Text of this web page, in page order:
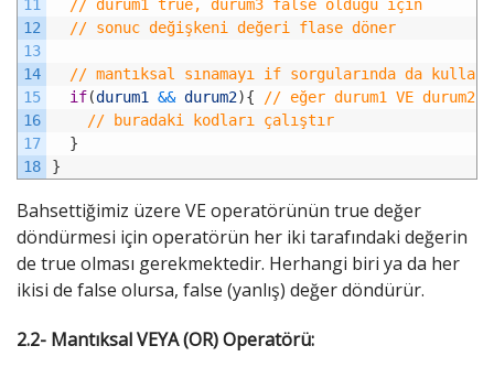
11
12
13
14
15
16
17
18
// durum1 true, durum3 false olduğu için
// sonuc değişkeni değeri flase döner
// mantıksal sınamayı if sorgularında da
if(durum1 && durum2){
// eğer durum1 VE durum2
// buradaki kodları çalıştır
}
}
Bahsettiğimiz üzere VE operatörünün true değer
döndürmesi için operatörün her iki tarafındaki değerin
de true olması gerekmektedir. Herhangi biri ya da her
ikisi de false olursa, false (yanlış) değer döndürür.
2.2- Mantıksal VEYA (OR) Operatörü: